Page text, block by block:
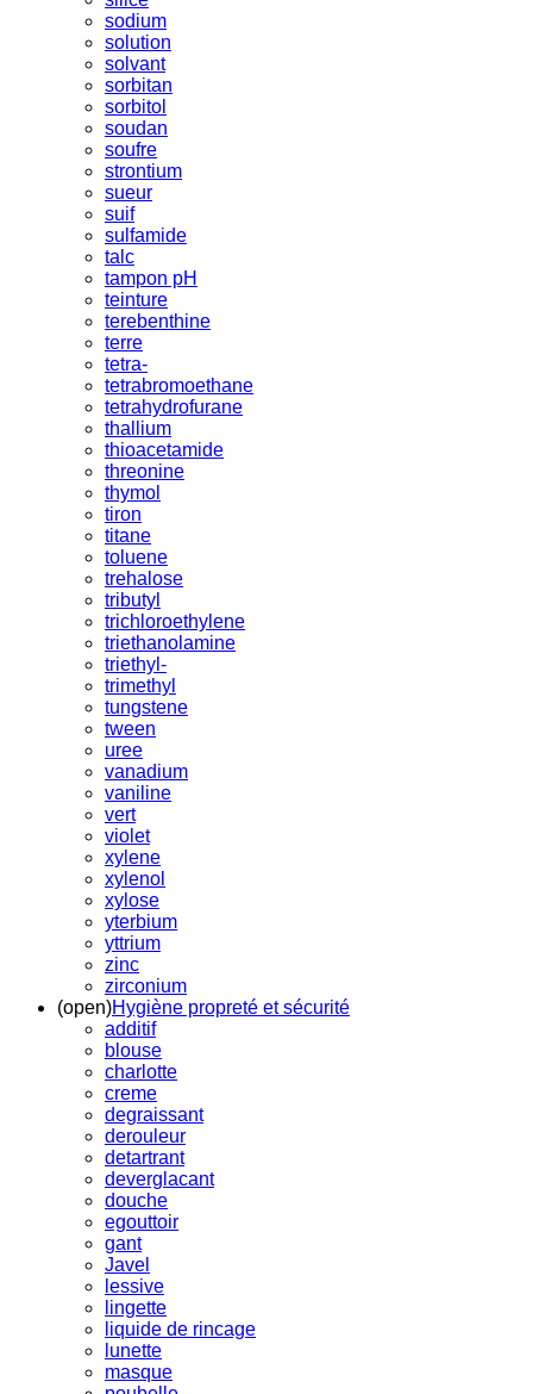
sodium
solution
solvant
sorbitan
sorbitol
soudan
soufre
strontium
sueur
suif
sulfamide
talc
tampon pH
teinture
terebenthine
terre
tetra-
tetrabromoethane
tetrahydrofurane
thallium
thioacetamide
threonine
thymol
tiron
titane
toluene
trehalose
tributyl
trichloroethylene
triethanolamine
triethyl-
trimethyl
tungstene
tween
uree
vanadium
vaniline
vert
violet
xylene
xylenol
xylose
yterbium
yttrium
zinc
zirconium
(open)Hygiène propreté et sécurité
additif
blouse
charlotte
creme
degraissant
derouleur
detartrant
deverglacant
douche
egouttoir
gant
Javel
lessive
lingette
liquide de rincage
lunette
masque